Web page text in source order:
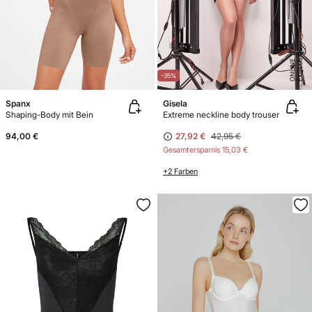
Spanx
Shaping-Body mit Bein
94,00 €
-35% E
X
C
L
U
SI
V
E
O
N
LI
N
E
Gisela
Extreme neckline body trouser
27,92 € 42,95 €
Gesamtersparnis 15,03 €
+2 Farben